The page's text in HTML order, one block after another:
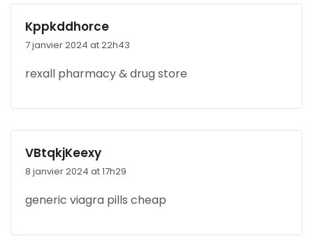
Kppkddhorce
7 janvier 2024 at 22h43
rexall pharmacy & drug store
VBtqkjKeexy
8 janvier 2024 at 17h29
generic viagra pills cheap